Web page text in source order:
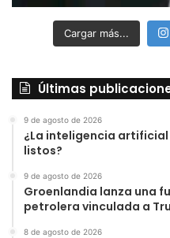
Cargar más...
Últimas
9 de agosto de 2026
¿La inteligencia
listos?
9 de agosto de 2026
Groenlandia lanza una
petrolera vinculada a
8 de agosto de 2026